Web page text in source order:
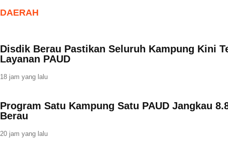
DAERAH
Disdik Berau Pastikan Seluruh Kampung Kini
Layanan PAUD
18 jam yang lalu
Program Satu Kampung Satu PAUD Jangkau
Berau
20 jam yang lalu